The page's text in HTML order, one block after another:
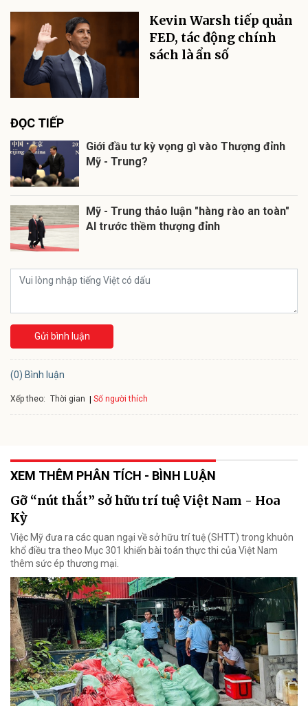
Kevin Warsh tiếp quản
FED, tác động chính
sách là ẩn số
ĐỌC TIẾP
Giới đầu tư kỳ vọng gì vào Thượng đỉnh
Mỹ - Trung?
Mỹ - Trung thảo luận "hàng rào an toàn"
AI trước thềm thượng đỉnh
Gửi bình luận
(0) Bình luận
Xếp theo: Thời gian Số người thích
XEM THÊM PHÂN TÍCH - BÌNH LUẬN
Gỡ “nút thắt” sở hữu trí tuệ Việt Nam - Hoa
Kỳ
Việc Mỹ đưa ra các quan ngại về sở hữu trí tuệ (SHTT) trong khuôn
khổ điều tra theo Mục 301 khiến bài toán thực thi của Việt Nam
thêm sức ép thương mại.